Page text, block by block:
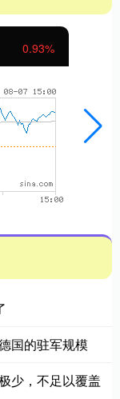
0.93%
国的驻军规模
少，不足以覆盖